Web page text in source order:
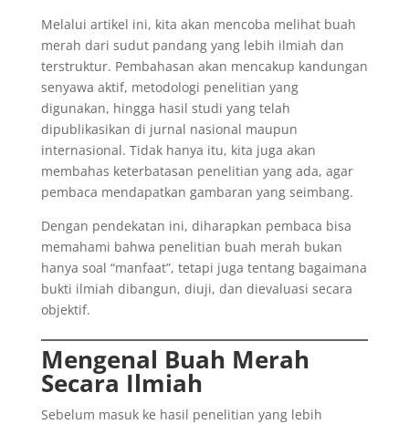
Melalui artikel ini, kita akan mencoba melihat buah
merah dari sudut pandang yang lebih ilmiah dan
terstruktur. Pembahasan akan mencakup kandungan
senyawa aktif, metodologi penelitian yang
digunakan, hingga hasil studi yang telah
dipublikasikan di jurnal nasional maupun
internasional. Tidak hanya itu, kita juga akan
membahas keterbatasan penelitian yang ada, agar
pembaca mendapatkan gambaran yang seimbang.
Dengan pendekatan ini, diharapkan pembaca bisa
memahami bahwa penelitian buah merah bukan
hanya soal “manfaat”, tetapi juga tentang bagaimana
bukti ilmiah dibangun, diuji, dan dievaluasi secara
objektif.
Mengenal Buah Merah
Secara Ilmiah
Sebelum masuk ke hasil penelitian yang lebih